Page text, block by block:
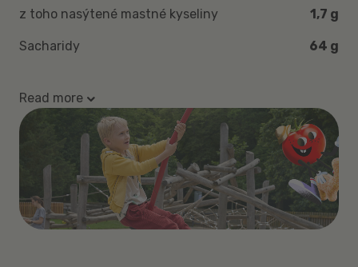
z toho nasýtené mastné kyseliny 1,7 g
Sacharidy 64 g
Read more